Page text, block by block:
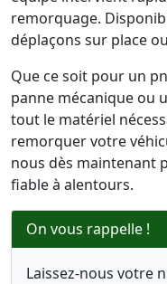
remorquage.
déplaçons sur place
Que ce soit pour un
panne mécanique ou
tout le matériel
remorquer votre
nous dès maintenant
fiable à alentours.
On vous rappelle !
Laissez-nous votre